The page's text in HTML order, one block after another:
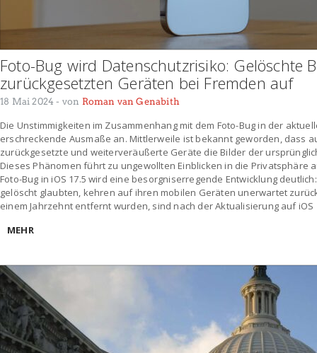
Foto-Bug wird Datenschutzrisiko: Gelöschte
zurückgesetzten Geräten bei Fremden auf
18 Mai 2024 - von Roman van Genabith
Die Unstimmigkeiten im Zusammenhang mit dem Foto-Bug in der
erschreckende Ausmaße an. Mittlerweile ist bekannt geworden, dass
zurückgesetzte und weiterveräußerte Geräte die Bilder der
Dieses Phänomen führt zu ungewollten Einblicken in die Privatsphäre
Foto-Bug in iOS 17.5 wird eine besorgniserregende Entwicklung
gelöscht glaubten, kehren auf ihren mobilen Geräten unerwartet
einem Jahrzehnt entfernt wurden, sind nach der Aktualisierung auf
MEHR